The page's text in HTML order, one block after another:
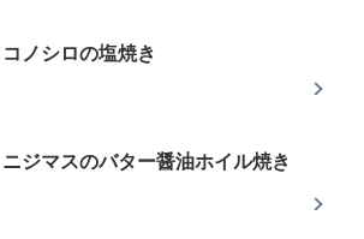
コノシロの塩焼き
ニジマスのバター醤油ホイル焼き